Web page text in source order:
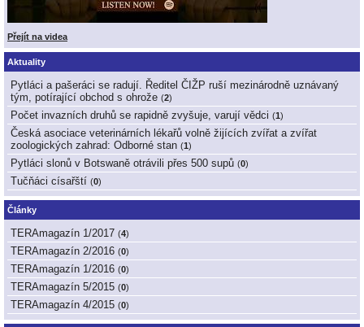
Přejít na videa
Aktuality
Pytláci a pašeráci se radují. Ředitel ČIŽP ruší mezinárodně uznávaný
tým, potírající obchod s ohrože (2)
Počet invazních druhů se rapidně zvyšuje, varují vědci (1 )
Česká asociace veterinárních lékařů volně žijících zvířat a zvířat
zoologických zahrad: Odborné stan (1 )
Pytláci slonů v Botswaně otrávili přes 500 supů (0)
Tučňáci císařští (0)
Články
TERAmagazín 1/2017 (4)
TERAmagazín 2/2016 (0)
TERAmagazín 1/2016 (0)
TERAmagazín 5/2015 (0)
TERAmagazín 4/2015 (0)